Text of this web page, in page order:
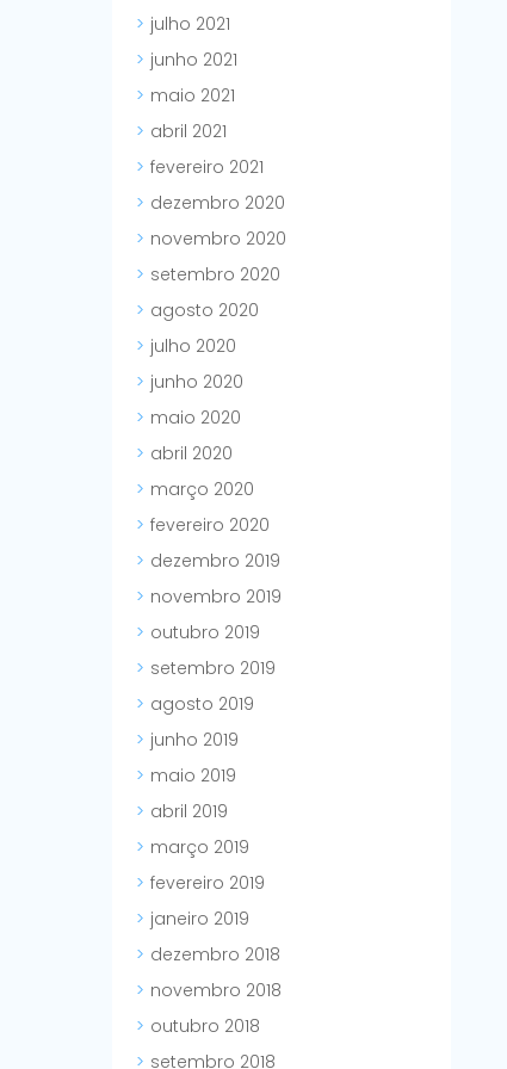
julho 2021
junho 2021
maio 2021
abril 2021
fevereiro 2021
dezembro 2020
novembro 2020
setembro 2020
agosto 2020
julho 2020
junho 2020
maio 2020
abril 2020
março 2020
fevereiro 2020
dezembro 2019
novembro 2019
outubro 2019
setembro 2019
agosto 2019
junho 2019
maio 2019
abril 2019
março 2019
fevereiro 2019
janeiro 2019
dezembro 2018
novembro 2018
outubro 2018
setembro 2018